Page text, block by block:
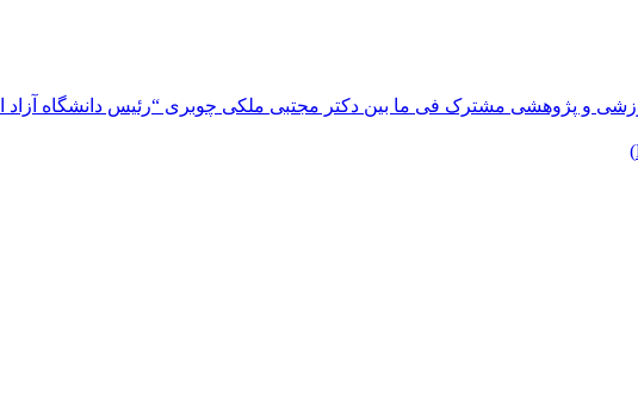
و پژوهشی مشترک فی ما بین دکتر مجتبی ملکی چوبری “رئیس دانشگاه آزاد